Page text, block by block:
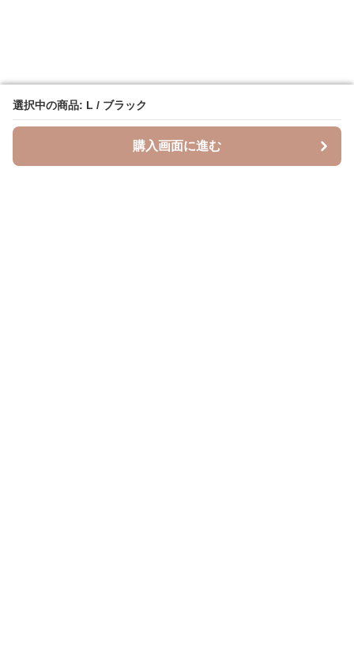
選択中の商品: L / ブラック
購入画面に進む
選択中の商品: L / ブラック
購入画面に進む